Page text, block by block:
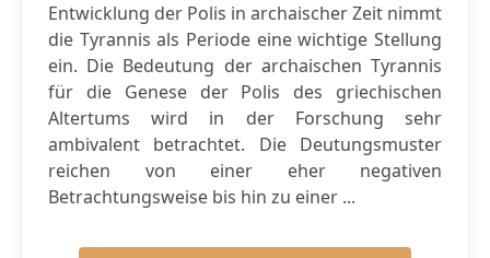
Entwicklung der Polis in archaischer Zeit nimmt
die Tyrannis als Periode eine wichtige Stellung
ein. Die Bedeutung der archaischen Tyrannis
für die Genese der Polis des griechischen
Altertums wird in der Forschung sehr
ambivalent betrachtet. Die Deutungsmuster
reichen von einer eher negativen
Betrachtungsweise bis hin zu einer ...